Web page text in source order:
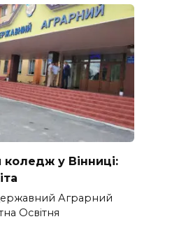
коледж у Вінниці:
Аграрний
Освітня